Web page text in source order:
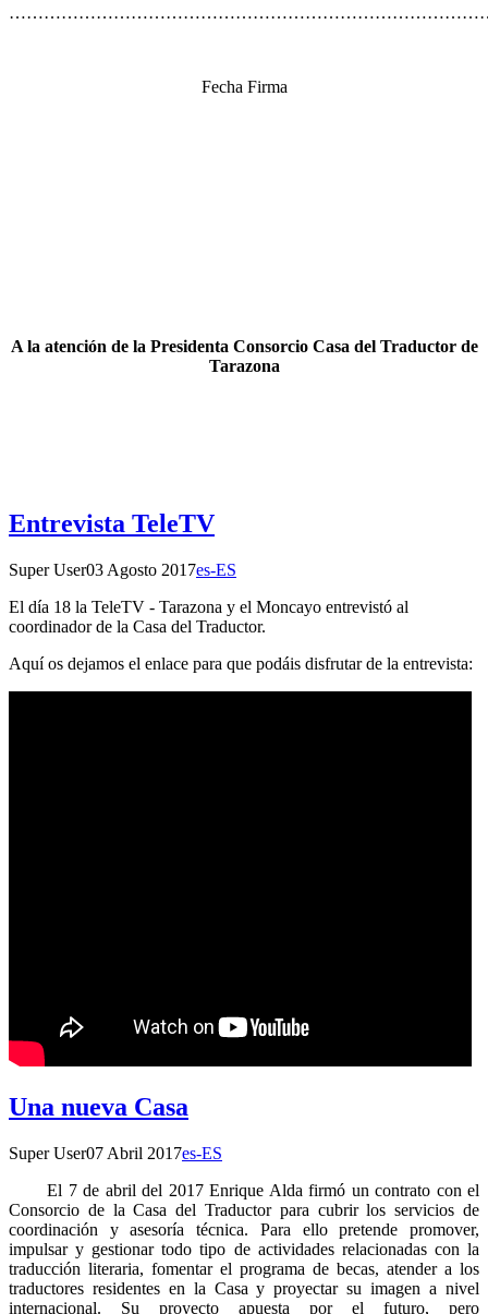
Fecha Firma
A la atención de la Presidenta Consorcio Casa del Traductor de
Tarazona
Entrevista TeleTV
Super User03 Agosto 2017es-ES
El día 18 la TeleTV - Tarazona y el Moncayo entrevistó al
coordinador de la Casa del Traductor.
Aquí os dejamos el enlace para que podáis disfrutar de la entrevista:
Una nueva Casa
Super User07 Abril 2017es-ES
El 7 de abril del 2017 Enrique Alda firmó un contrato con el
Consorcio de la Casa del Traductor para cubrir los servicios de
coordinación y asesoría técnica. Para ello pretende promover,
impulsar y gestionar todo tipo de actividades relacionadas con la
traducción literaria, fomentar el programa de becas, atender a los
traductores residentes en la Casa y proyectar su imagen a nivel
internacional. Su proyecto apuesta por el futuro, pero